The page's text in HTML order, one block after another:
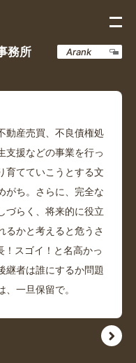
務所 Arank
動産売買、不良債権処
支援などの事業を行っ
育てていこうとする文
がち。さらに、完全な
づらく、将来的に役立
るかと考えると危うさ
スゴイ！と名高かっ
継者は誰にするか問題
一旦保留で。